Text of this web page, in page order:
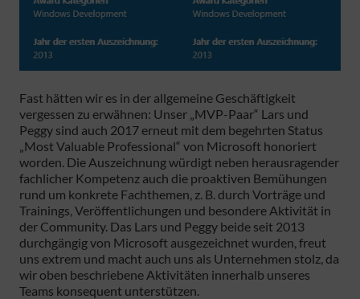
Fast hätten wir es in der allgemeine Geschäftigkeit
vergessen zu erwähnen: Unser „MVP-Paar“ Lars und
Peggy sind auch 2017 erneut mit dem begehrten Status
„Most Valuable Professional“ von Microsoft honoriert
worden. Die Auszeichnung würdigt neben herausragender
fachlicher Kompetenz auch die proaktiven Bemühungen
rund um konkrete Fachthemen, z. B. durch Vorträge und
Trainings, Veröffentlichungen und besondere Aktivität in
der Community. Das Lars und Peggy beide seit 2013
durchgängig von Microsoft ausgezeichnet wurden, freut
uns extrem und macht auch uns als Unternehmen stolz, da
wir oben beschriebene Aktivitäten innerhalb unseres
Teams konsequent unterstützen.